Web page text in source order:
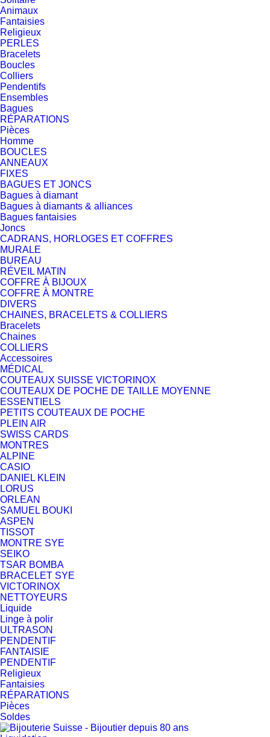
Animaux
Fantaisies
Religieux
PERLES
Bracelets
Boucles
Colliers
Pendentifs
Ensembles
Bagues
RÉPARATIONS
Pièces
Homme
BOUCLES
ANNEAUX
FIXES
BAGUES ET JONCS
Bagues à diamant
Bagues à diamants & alliances
Bagues fantaisies
Joncs
CADRANS, HORLOGES ET COFFRES
MURALE
BUREAU
RÉVEIL MATIN
COFFRE À BIJOUX
COFFRE À MONTRE
DIVERS
CHAINES, BRACELETS & COLLIERS
Bracelets
Chaines
COLLIERS
Accessoires
MÉDICAL
COUTEAUX SUISSE VICTORINOX
COUTEAUX DE POCHE DE TAILLE MOYENNE
ESSENTIELS
PETITS COUTEAUX DE POCHE
PLEIN AIR
SWISS CARDS
MONTRES
ALPINE
CASIO
DANIEL KLEIN
LORUS
ORLEAN
SAMUEL BOUKI
ASPEN
TISSOT
MONTRE SYE
SEIKO
TSAR BOMBA
BRACELET SYE
VICTORINOX
NETTOYEURS
Liquide
Linge à polir
ULTRASON
PENDENTIF
FANTAISIE
PENDENTIF
Religieux
Fantaisies
RÉPARATIONS
Pièces
Soldes